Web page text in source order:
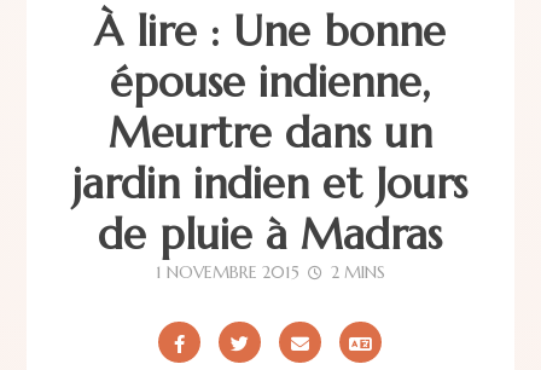
À lire : Une bonne
épouse indienne,
Meurtre dans un
jardin indien et Jours
de pluie à Madras
1 NOVEMBRE 2015 2 MINS